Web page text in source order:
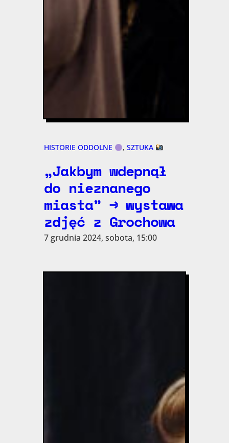
HISTORIE ODDOLNE , SZTUKA
„Jakbym wdepnął
do nieznanego
miasta” → wystawa
zdjęć z Grochowa
7 grudnia 2024, sobota, 15:00